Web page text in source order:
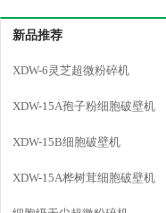
新品推荐
XDW-6灵芝超微粉碎机
XDW-15A孢子粉细胞破壁机
XDW-15B细胞破壁机
XDW-15A桦树茸细胞破壁机